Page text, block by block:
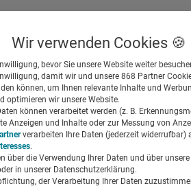
Suchen
Wir verwenden Cookies 🍪
bevor Sie unsere Website weiter
damit wir und unsere 868 Partner
können, um Ihnen relevante Inhalte und
optimieren wir unsere Website.
können verarbeitet werden (z. B.
Anzeigen und Inhalte oder zur Messung von
verarbeiten Ihre Daten (jederzeit widerrufbar)
.
über die Verwendung Ihrer Daten und über
in unserer Datenschutzerklärung.
der Verarbeitung Ihrer Daten